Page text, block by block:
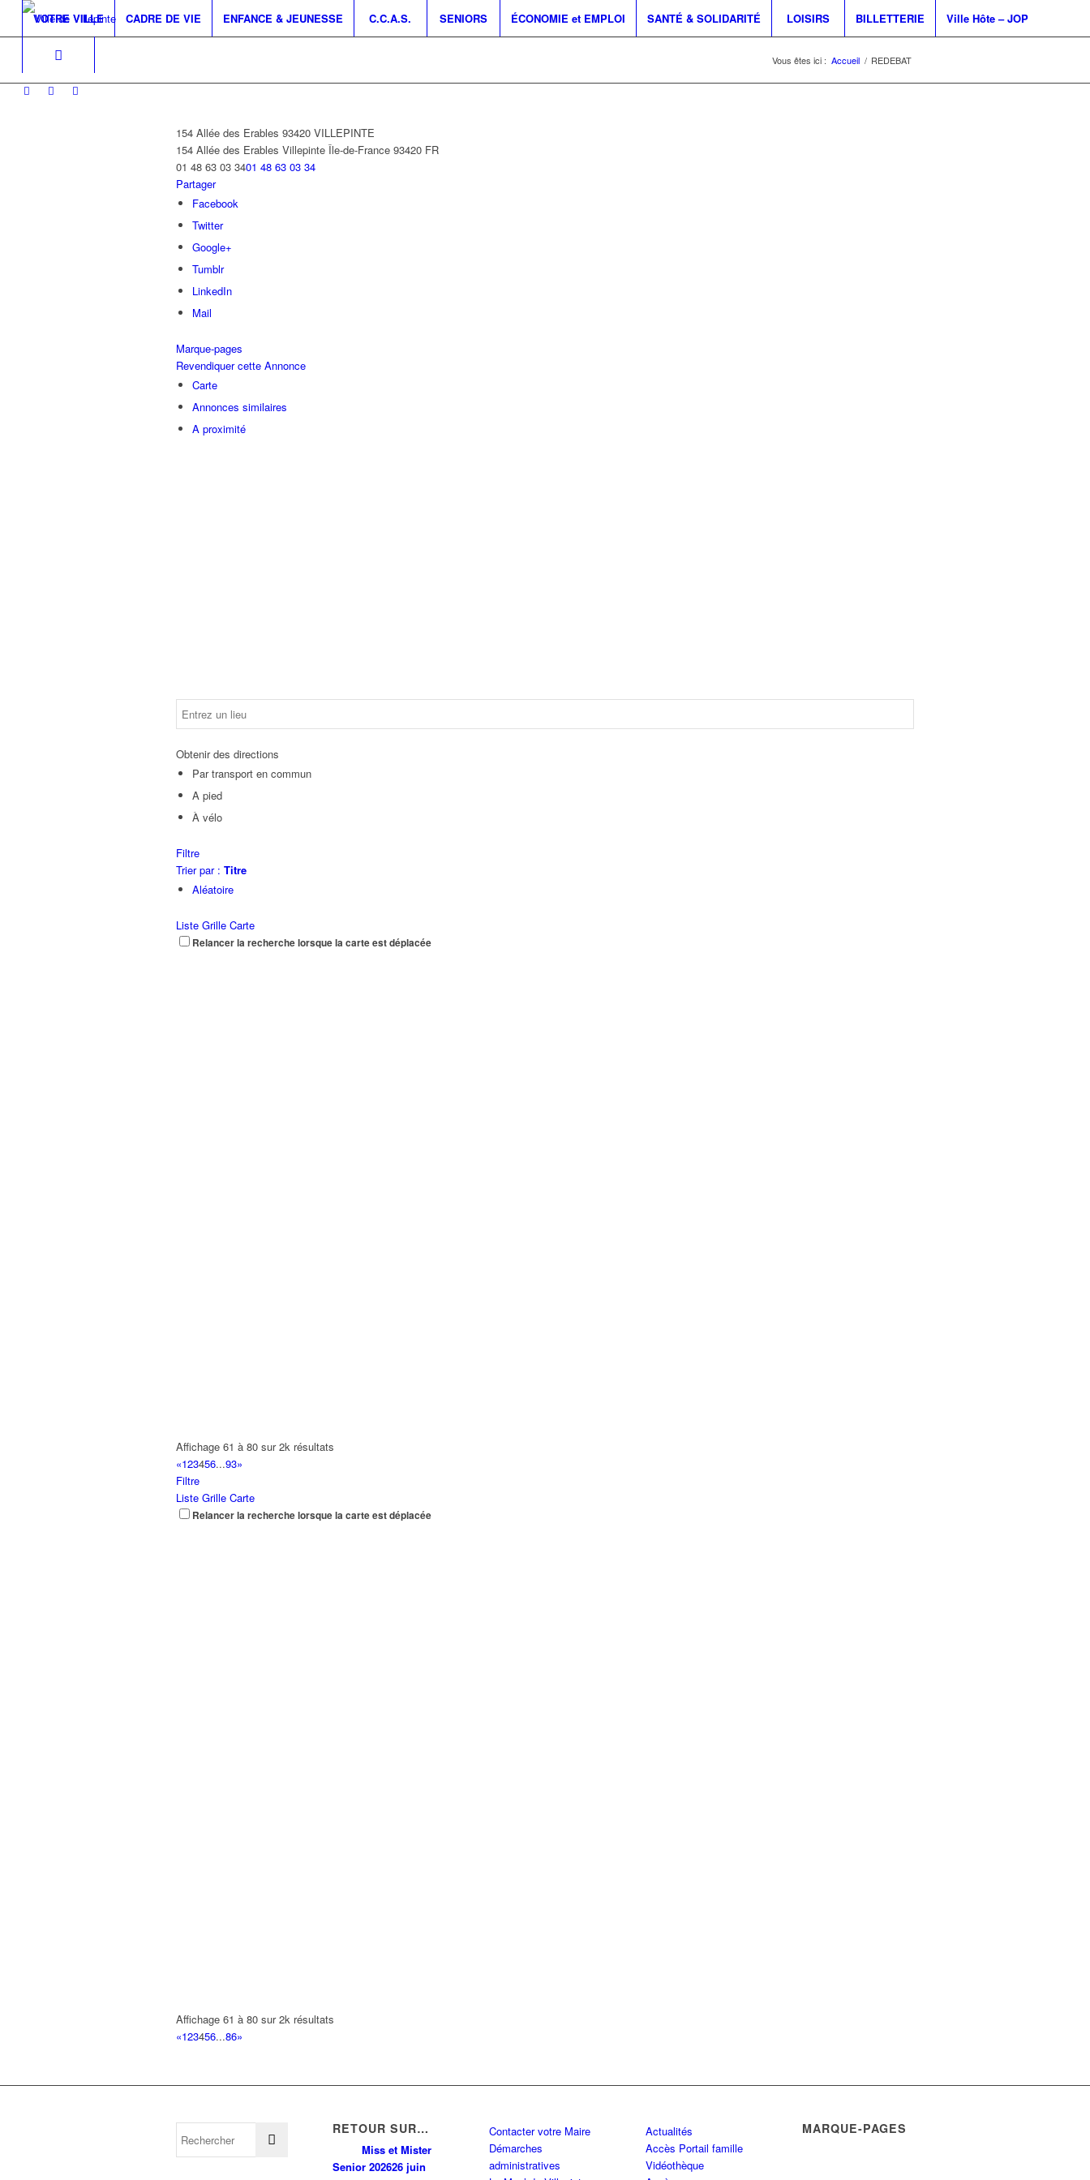
VOTRE VILLE CADRE DE VIE ENFANCE & JEUNESSE C.C.A.S. SENIORS ÉCONOMIE et EMPLOI SANTÉ & SOLIDARITÉ LOISIRS BILLETTERIE Ville Hôte – JOP
Vous êtes ici : Accueil / REDEBAT
154 Allée des Erables 93420 VILLEPINTE
154 Allée des Erables Villepinte Île-de-France 93420 FR
01 48 63 03 3401 48 63 03 34
Partager
Facebook
Twitter
Google+
Tumblr
LinkedIn
Mail
Marque-pages
Revendiquer cette Annonce
Carte
Annonces similaires
A proximité
Obtenir des directions
Par transport en commun
A pied
À vélo
Filtre
Trier par : Titre
Aléatoire
Liste Grille Carte
Relancer la recherche lorsque la carte est déplacée
Affichage 61 à 80 sur 2k résultats
«123456...93»
Filtre
Liste Grille Carte
Relancer la recherche lorsque la carte est déplacée
Affichage 61 à 80 sur 2k résultats
«123456...86»
RETOUR SUR…
Miss et Mister
Senior 202626 juin
Contacter votre Maire
Démarches
administratives
Actualités
Accès Portail famille
Vidéothèque
MARQUE-PAGES